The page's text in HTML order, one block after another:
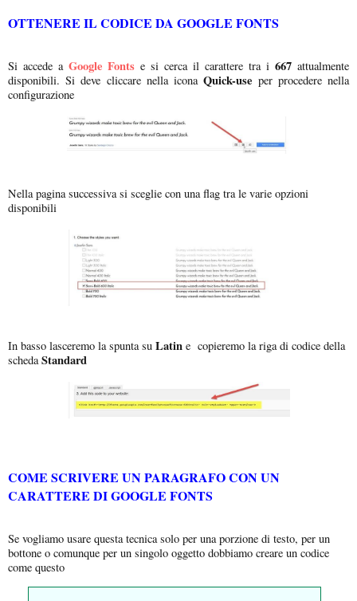
OTTENERE IL CODICE DA GOOGLE FONTS
Si accede a Google Fonts e si cerca il carattere tra i 667 attualmente
disponibili. Si deve cliccare nella iconaQuick-use per procedere nella
configurazione
Nella pagina successiva si sceglie con una flag tra le varie opzioni
disponibili
In basso lasceremo la spunta su Latin e copieremo la riga di codice della
schedaStandard
COME SCRIVERE UN PARAGRAFO CON UN
CARATTERE DI GOOGLE FONTS
Se vogliamo usare questa tecnica solo per una porzione di testo, per un
bottone o comunque per un singolo oggetto dobbiamo creare un codice
come questo